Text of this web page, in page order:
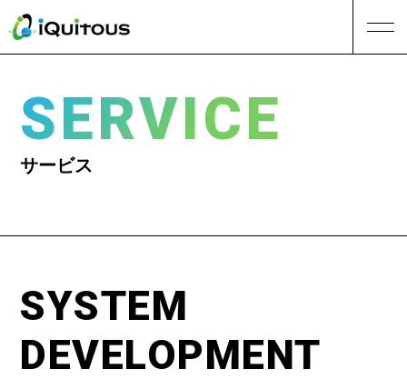
SERVICE
サービス
SYSTEM
DEVELOPMENT